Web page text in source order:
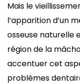
Mais le
l’apparition d’un
osseuse naturelle
région de la
accentuer cet
problèmes